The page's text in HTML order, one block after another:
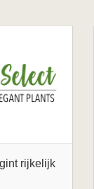
rijkelijk